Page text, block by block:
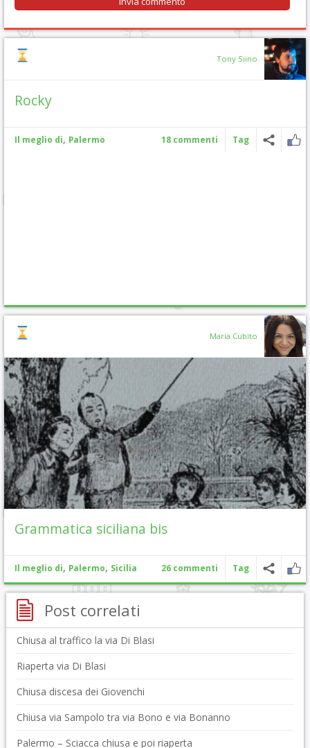
Tony Siino
Rocky
Il meglio di, Palermo 18 commenti Tag
Maria Cubito
Grammatica siciliana bis
Il meglio di, Palermo, Sicilia 26 commenti Tag
Post correlati
Chiusa al traffico la via Di Blasi
Riaperta via Di Blasi
Chiusa discesa dei Giovenchi
Chiusa via Sampolo tra via Bono e via Bonanno
Palermo – Sciacca chiusa e poi riaperta